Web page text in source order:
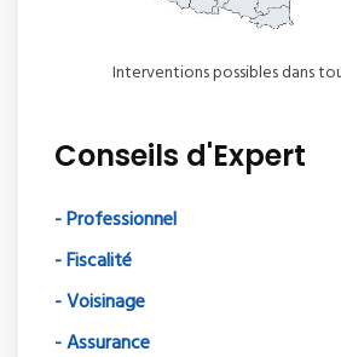
Interventions possibles dans
Conseils d'Expert
- Professionnel
- Fiscalité
- Voisinage
- Assurance